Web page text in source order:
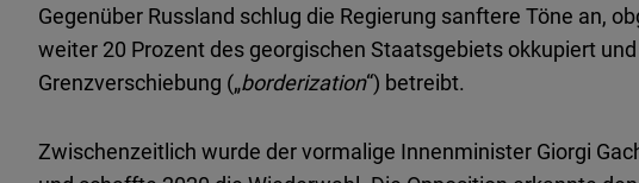
Gegenüber Russland schlug die Regierung sanftere Töne an,
weiter 20 Prozent des georgischen Staatsgebiets okkupiert
Grenzverschiebung („borderization“) betreibt.
Zwischenzeitlich wurde der vormalige Innenminister Giorgi